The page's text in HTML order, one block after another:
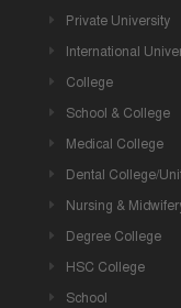
Private University
International
College
School & College
Medical College
Dental College/
Nursing &
Degree College
HSC College
School